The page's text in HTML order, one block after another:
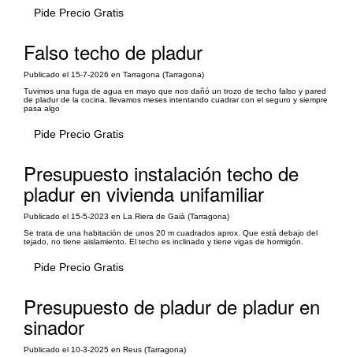
Pide Precio Gratis
Falso techo de pladur
Publicado el 15-7-2026 en Tarragona (Tarragona)
Tuvimos una fuga de agua en mayo que nos dañó un trozo de techo falso y pared
de pladur de la cocina, llevamos meses intentando cuadrar con el seguro y siempre
pasa algo
Pide Precio Gratis
Presupuesto instalación techo de
pladur en vivienda unifamiliar
Publicado el 15-5-2023 en La Riera de Gaià (Tarragona)
Se trata de una habitación de unos 20 m cuadrados aprox. Que está debajo del
tejado, no tiene aislamiento. El techo es inclinado y tiene vigas de hormigón.
Pide Precio Gratis
Presupuesto de pladur de pladur en
sinador
Publicado el 10-3-2025 en Reus (Tarragona)